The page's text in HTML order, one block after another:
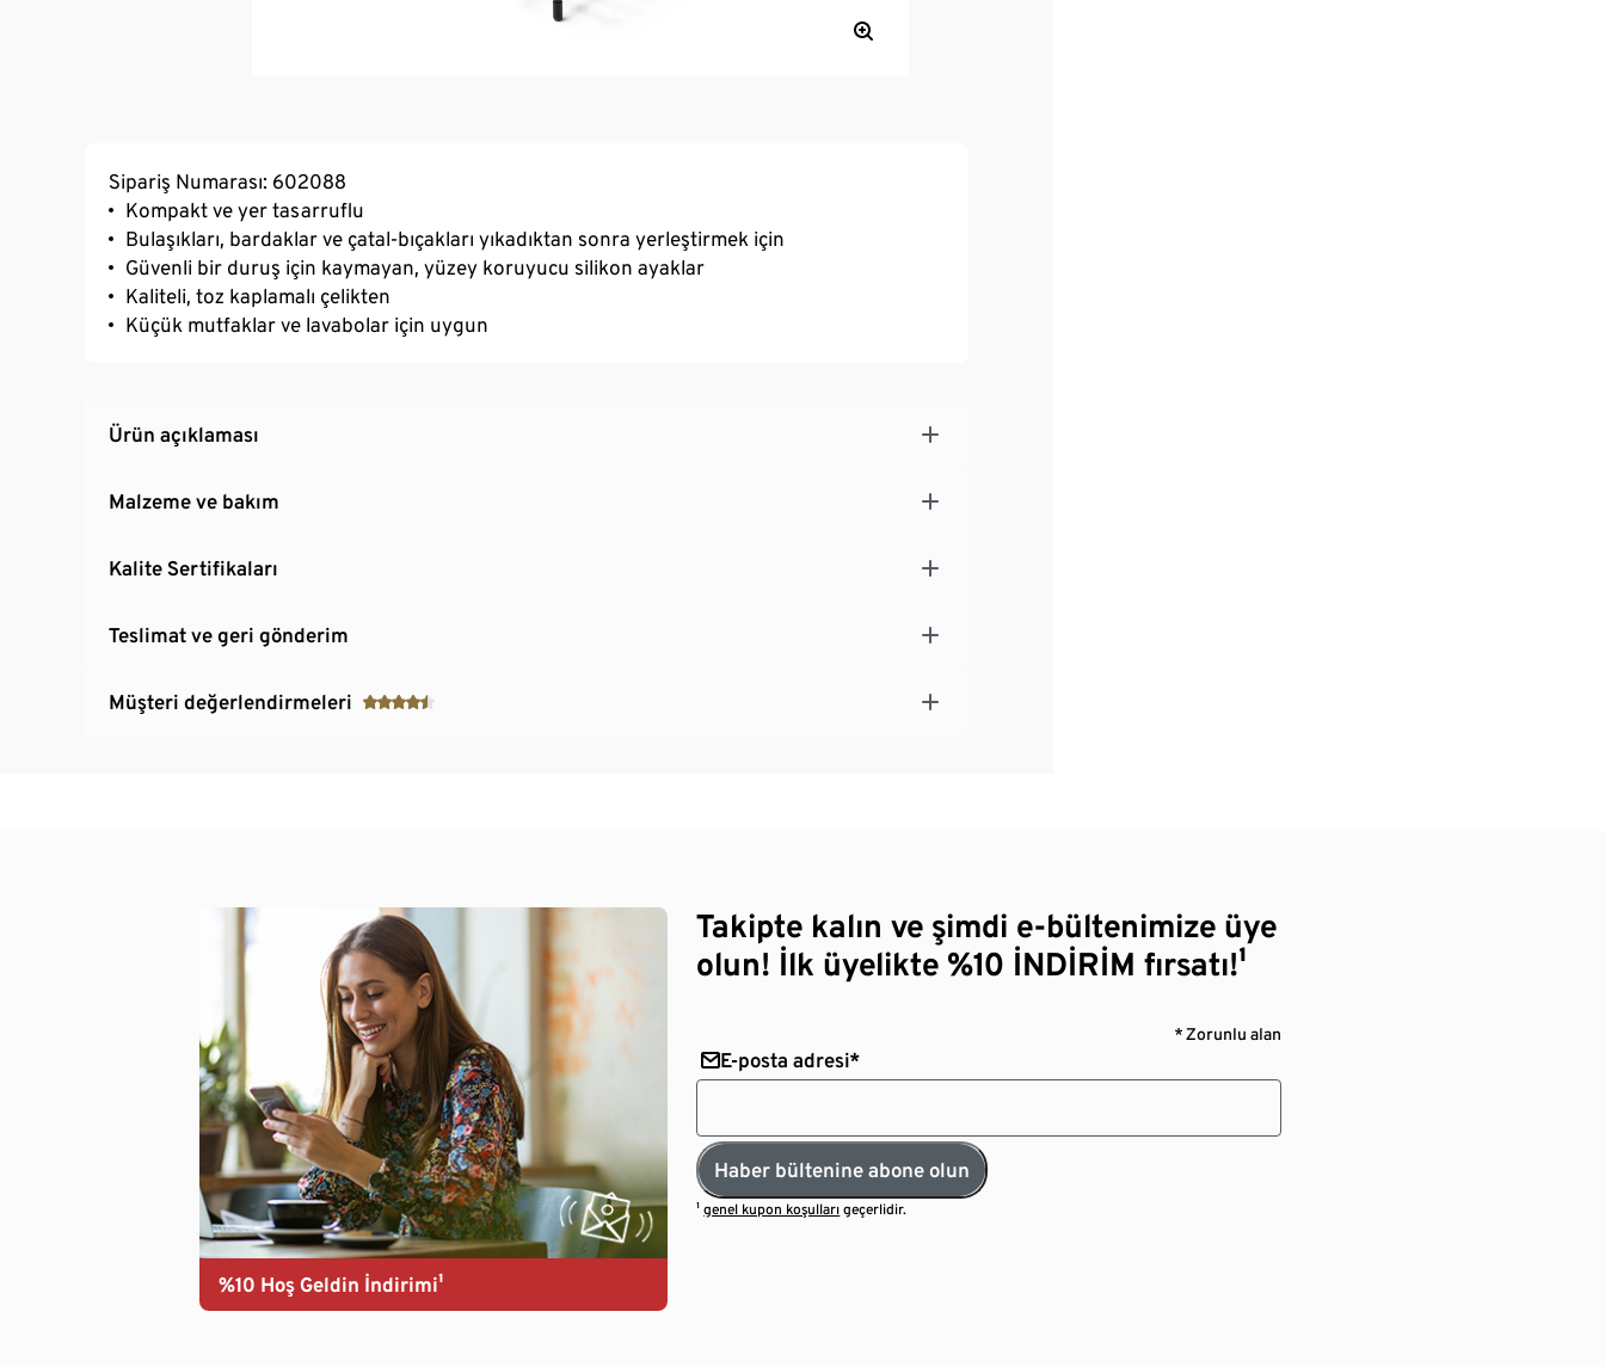
Sipariş Numarası: 602088
Kompakt ve yer tasarruflu
Bulaşıkları, bardaklar ve çatal-bıçakları yıkadıktan sonra yerleştirmek için
Güvenli bir duruş için kaymayan, yüzey koruyucu silikon ayaklar
Kaliteli, toz kaplamalı çelikten
Küçük mutfaklar ve lavabolar için uygun
Ürün açıklaması
Malzeme ve bakım
Kalite Sertifikaları
Teslimat ve geri gönderim
Müşteri değerlendirmeleri
%10 Hoş Geldin İndirimi¹
Takipte kalın ve şimdi e-bültenimize üye
olun! İlk üyelikte %10 İNDİRİM fırsatı!¹
* Zorunlu alan
E-posta adresi*
Haber bültenine abone olun
¹genel kupon koşulları geçerlidir.